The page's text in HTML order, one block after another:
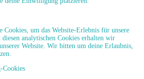
Cookies, um das Website-Erlebnis für unsere
analytischen Cookies erhalten wir
Website. Wir bitten um deine Erlaubnis,
Cookies